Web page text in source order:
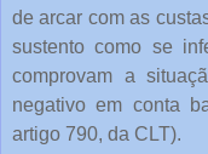
de arcar com as
sustento como se
comprovam a
negativo em conta
artigo 790, da CLT).